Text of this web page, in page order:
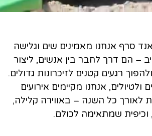
סרף אנחנו מאמינים שים וגלישה
– הם דרך לחבר בין אנשים, ליצור
רגעים קטנים לזיכרונות גדולים.
ולטיולים, אנחנו מקיימים אירועים
לאורך כל השנה – באווירה קלילה,
שמתאימה לכולם.